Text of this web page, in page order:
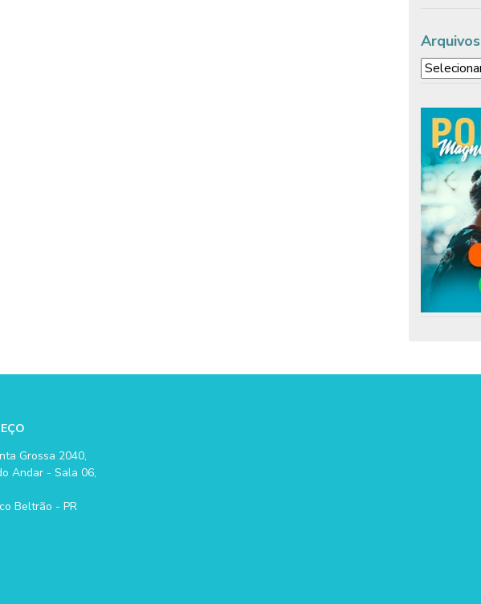
Arquivos
Arquivos
Grossa 2040,
Andar - Sala 06,
Beltrão - PR